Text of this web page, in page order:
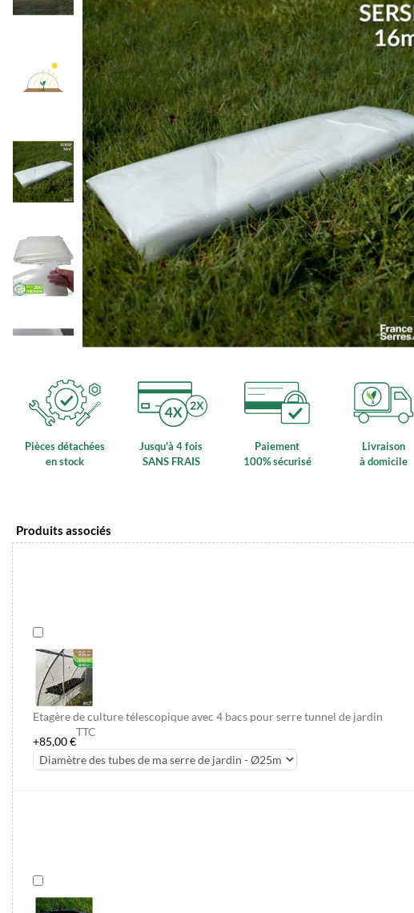
Pièces détachées
en stock
Jusqu'à 4 fois
SANS FRAIS
Paiement
100% sécurisé
Livraison
à domicile
Produits associés
Etagère de culture télescopique avec 4 bacs pour serre tunnel de jardin
+85,00 €
TTC